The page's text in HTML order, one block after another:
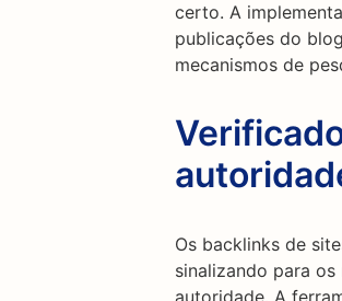
certo. A
publicações do
mecanismos de
Os backlinks de
sinalizando para
autoridade. A